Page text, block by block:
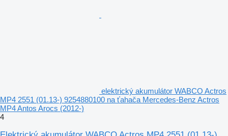
elektrický akumulátor WABCO Actros
MP4 2551 (01.13-) 9254880100 na ťahača Mercedes-Benz Actros
MP4 Antos Arocs (2012-)
4